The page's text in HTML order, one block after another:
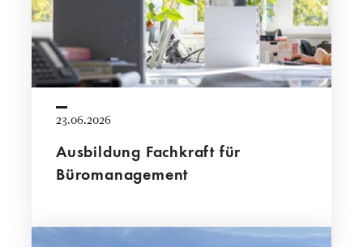
23.06.2026
Ausbildung Fachkraft für
Büromanagement